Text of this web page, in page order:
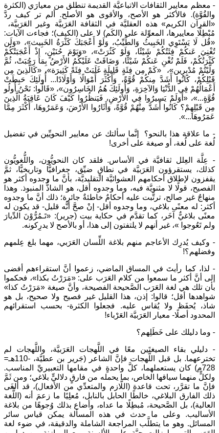
- معظم معايير الثقافات الاتباعيَّة القديمة تنطلق من معيارَي (الكثرة
والقُوَّة). فالأكثر هو الأصح، والأقوى هو الأصلح. ألم تر كيف ردَّ
«القرآن الكريم» هذه العقليَّة في الثقافة العَرَبيَّة وغير العَرَبيَّة،
مُبْطِلًا معاييرها، المعوِّلة على (الكَم) لا على (الكيف)؛ فجاءت الآيات:
«قُل لَا يَسْتَوِي الخَبِيثُ وَالطَّيِّبُ، وَلَوْ أَعْجَبَكَ كَثْرَةُ الخَبِيث»، «وَلَن
تُغْنِيَ عَنكُمْ فِئَتُكُمْ شَيْئًا، وَلَوْ كَثُرَتْ»، «وَيَوْمَ حُنَيْنٍ، إِذْ أَعْجَبَتْكُمْ
كَثْرَتُكُمْ، فَلَمْ تُغْنِ عَنكُمْ شَيْئًا، وَضَاقَتْ عَلَيْكُمُ الأَرْضُ بِمَا رَحُبَتْ، ثُمَّ
وَلَّيْتُمْ مُدْبِرِين»، ‏ «كَمْ مِن فِئَةٍ قَلِيلَةٍ غَلَبَتْ فِئَةً كَثِيرَة»، «كَالَّذِينَ مِن
قَبْلِكُمْ، كَانُوا أَشَدَّ مِنكُمْ قُوَّةً، وَأَكْثَرَ أَمْوَالًا وَأَوْلَادًا... أُولَئِكَ حَبِطَتْ
أَعْمَالُهُمْ فِي الدُّنْيَا وَالآخِرَةِ، وَأُولَئِكَ هُمُ الخَاسِرُون»، «قَالُوا: نَحْنُ أُولُو
قُوَّةٍ...»، «أَوَلَمْ يَسِيرُوا فِي الأَرْضِ، فَيَنظُرُوا كَيْفَ كَانَ عَاقِبَةُ الَّذِينَ
مِن قَبْلِهِمْ؟ كَانُوا أَشَدَّ مِنْهُمْ قُوَّةً، وَأَثَارُوا الأَرْضَ، وَعَمَرُوهَا، أَكْثَرَ مِمَّا
عَمَرُوهَا...».
- ما علاقة هذا بالنحو؟ إنَّما سألتك عن معايير النحويِّين في تفضيل
لُغة على لُغة، أو صيغة على أخرى!
- عِلَّة العِلل ثقافيَّة في الأساس. فلقد كان النحويُّون، واللُّغويُّون
كذلك، يستقرؤون العَرَبيَّة في نطاقٍ ضيِّق، جغرافيًّا وتاريخيًّا، ثمَّ
يقفزون لإطلاق أحكامهم العشوائيَّة التقليديَّة، بأنَّ ما وجدوه أكثر هو
الفصيح، قولًا لا مثنويَّة فيه، وما وجدوه أقل، هو الشاذُّ المنبوذ. وهذا
منهاجٌ غير صالح، ترتَّبت عليه أحكامٌ خاطئةٌ جائرة؛ ذلك أنَّ ما وجدوه
أكثر: له معنًى بلاغي، وما وجدوه أقل- إنْ صحَّ أنَّه قليل- قد يكون له
معنًى بلاغيٌّ آخَر، كما تقدَّم في حكاية بيت (جرير): «تَـمُرُّوْنَ الدِّيارَ
ولم تَعُوجوا »، غير أنهم لا يلتفتون إلى هذا، أو بالأصح لا يدرِكونه.
- وكيف يُدرِك الأعاجم منهم بلاغة اللِّسان العَرَبي، مهما بلغ عِلمهم
وفضلهم؟!
- لذا، كما رأيتَ في المساق الماضي، زعموا أنَّ استقراءهم أفضى
إلى أنَّ أكثر ما سمعوا من كلام العَرَب على: «مَرَرْتُ بكذا»، فحكموا
بأن تلك هي لغة العَرَب الصَّحيحة الفصيحة، وأنَّ صيغة «مَرَرْتُ كذا»
شواهدها أقل؛ قالوا: إذن، هذا القليل غير فصيح ولا صحيح، بل هو
شاذ، يُحفَظ ولا يُقاس عليه. فجعلوا الكثرة- بحسب استقرائهم
المحدود أصلًا- معيار العَرَبيَّة العَرْباء!
- وما دليلك على خَطَلِهم؟
- دليلي بقاء الصيغتَين معًا في اللَّهجات العَرَبيَّة، واللَّهجات لم
تخترعهما. بل قبل اللَّهجات فإنَّ الشاعر (جَرير بن عطيَّة، -110هـ=
728م) كان يستعملهما، كلَّ واحدةٍ في مقامها التعبيريِّ المناسب.
ولكلٍّ منهما سياقها الخاص، بما يحمله من فارقٍ دلاليٍّ بلاغي؛ ومن ثَمَّ
فإنَّ ما تقرَّر، تحت قاعدة (اللَّازم والمتعدِّي من الأفعال)، قد ألغَى
ذلك الفارق البلاغي، خالطًا الحابل بالنابل، مُعلِيًا ما زعمَ أنه (اللُّغة
العالية)، بل الصَّحيحة، مُبطِلًا ما عداه، وأضاع بذلك وُجوهًا من بلاغة
الأساليب. وعلى ما حدث في هذه المسألة يمكن قياس سائر
المسائل. وهو ما يتطلَّب المراجعة الشاملة والدقيقة، في ضوء لغة